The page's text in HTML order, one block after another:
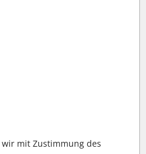
mit Zustimmung des